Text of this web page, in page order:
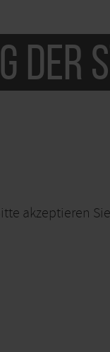
der
akzeptieren